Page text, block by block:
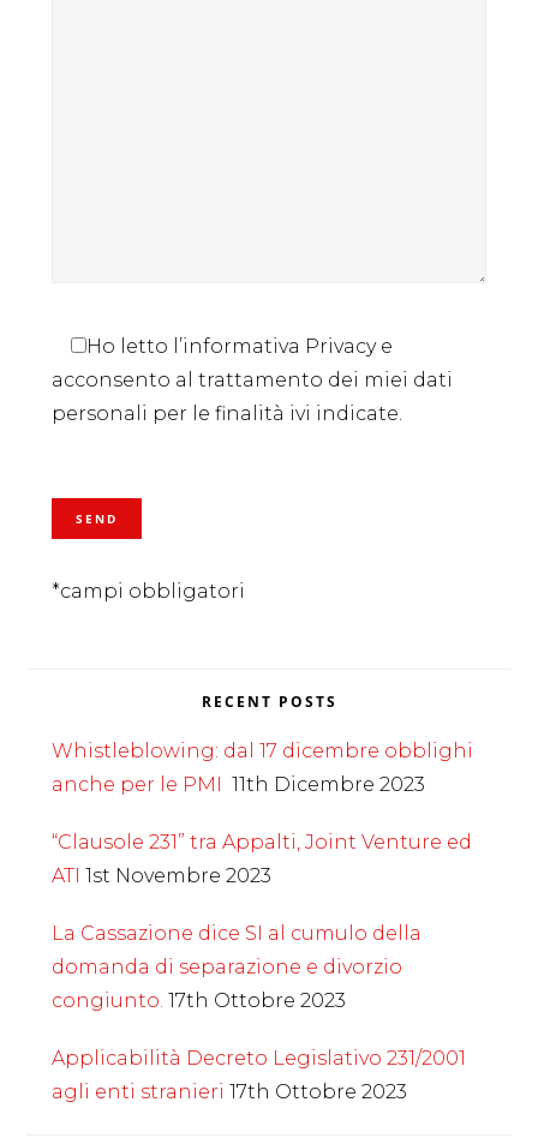
Ho letto l’informativa Privacy e
acconsento al trattamento dei miei dati
personali per le finalità ivi indicate.
*campi obbligatori
RECENT POSTS
Whistleblowing: dal 17 dicembre obblighi
anche per le PMI
11th Dicembre 2023
“Clausole 231” tra Appalti, Joint Venture ed
ATI 1st Novembre 2023
La Cassazione dice SI al cumulo della
domanda di separazione e divorzio
congiunto. 17th Ottobre 2023
Applicabilità Decreto Legislativo 231/2001
agli enti stranieri 17th Ottobre 2023